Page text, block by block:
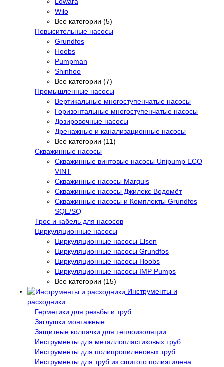
Wilo
Все категории (5)
Повысительные насосы
Grundfos
Hoobs
Pumpman
Shinhoo
Все категории (7)
Промышленные насосы
Вертикальные многоступенчатые насосы
Горизонтальные многоступенчатые насосы
Дозировочные насосы
Дренажные и канализационные насосы
Все категории (11)
Скважинные насосы
Скважинные винтовые насосы Unipump ECO
VINT
Скважинные насосы Marquis
Скважинные насосы Джилекс Водомёт
Скважинные насосы и Комплекты Grundfos
SQE/SQ
Трос и кабель для насосов
Циркуляционные насосы
Циркуляционные насосы Elsen
Циркуляционные насосы Grundfos
Циркуляционные насосы Hoobs
Циркуляционные насосы IMP Pumps
Все категории (15)
Инструменты и
расходники
Герметики для резьбы и труб
Заглушки монтажные
Защитные колпачки для теплоизоляции
Инструменты для металлопластиковых труб
Инструменты для полипропиленовых труб
Инструменты для труб из сшитого полиэтилена